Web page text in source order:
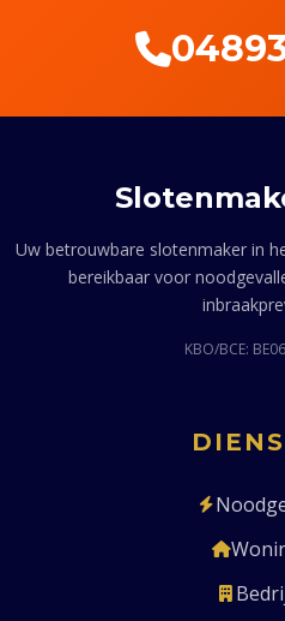
Uw betrouwbare slotenmaker in
bereikbaar voor
KBO/BCE: